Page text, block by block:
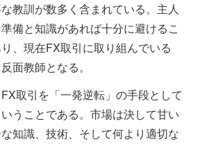
教訓が数多く含まれている。主人
備と知識があれば十分に避けるこ
、現在FX取引に取り組んでいる
面教師となる。
取引を「一発逆転」の手段として
うことである。市場は決して甘い
知識、技術、そして何より適切な